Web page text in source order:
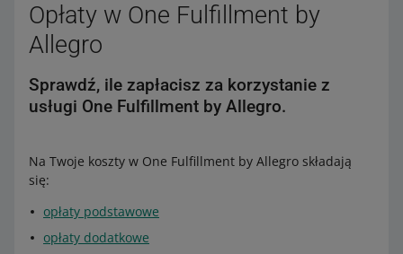
Opłaty w One Fulfillment by
Allegro
Sprawdź, ile zapłacisz za korzystanie z
usługi One Fulfillment by Allegro.
Na Twoje koszty w One Fulfillment by Allegro składają
się:
opłaty podstawowe
opłaty dodatkowe